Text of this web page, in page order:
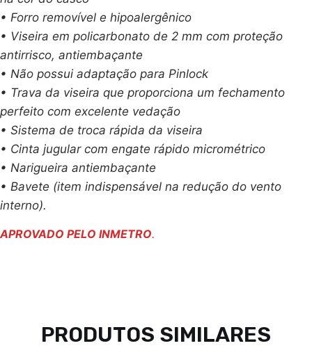
• Forro removível e hipoalergênico
• Viseira em policarbonato de 2 mm com proteção
antirrisco, antiembaçante
• Não possui adaptação para Pinlock
• Trava da viseira que proporciona um fechamento
perfeito com excelente vedação
• Sistema de troca rápida da viseira
• Cinta jugular com engate rápido micrométrico
• Narigueira antiembaçante
• Bavete (item indispensável na redução do vento
interno).
APROVADO PELO INMETRO.
PRODUTOS SIMILARES